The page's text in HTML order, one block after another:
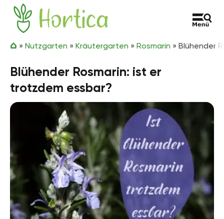
Zum Inhalt springen
Hortica
» Nutzgarten » Kräutergarten » Rosmarin » Blühender
Blühender Rosmarin: ist er
trotzdem essbar?